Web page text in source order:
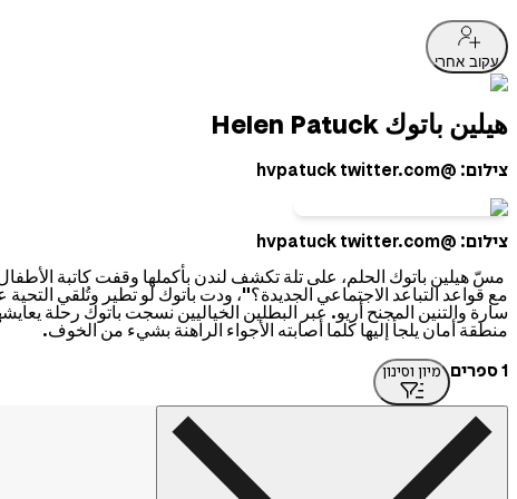
עקוב אחרי
هيلين باتوك Helen Patuck
צילום: @hvpatuck twitter.com
צילום: @hvpatuck twitter.com
مسّ هيلين باتوك الحلم، على تلة تكشف لندن بأكملها وقفت كاتبة الأطفال
مع قواعد التباعد الاجتماعي الجديدة؟"، ودت باتوك لو تطير وتُلقي
منطقة أمان يلجأ إليها كلما أصابته الأجواء الراهنة بشيء من الخوف.
1 ספרים
מיון וסינון